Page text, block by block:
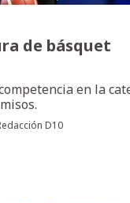
de básquet
en la
D10